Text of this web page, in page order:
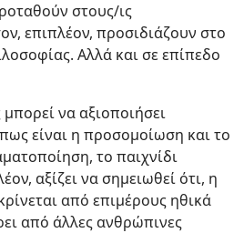
στους/ις
επιπλέον, προσιδιάζουν στο
Αλλά και σε επίπεδο
να αξιοποιήσει
είναι η προσομοίωση και το
το παιχνίδι
αξίζει να σημειωθεί ότι, η
από επιμέρους ηθικά
από άλλες ανθρώπινες